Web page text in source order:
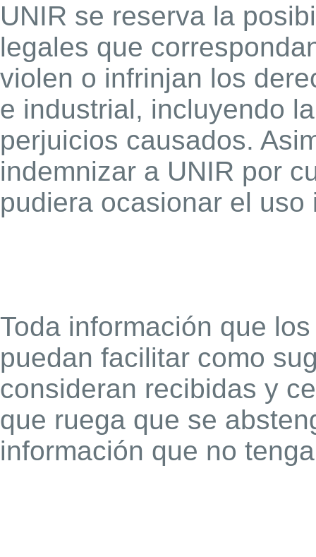
UNIR se reserva la
legales que
violen o infrinjan los
e industrial, incluyendo
perjuicios causados.
indemnizar a UNIR por
pudiera ocasionar el
Toda información que
puedan facilitar como
consideran recibidas y
que ruega que se
información que no